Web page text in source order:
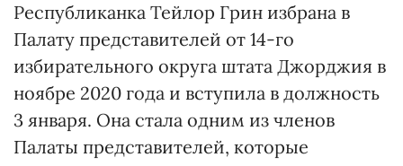
Республиканка Тейлор Грин избрана в
Палату представителей от 14-го
избирательного округа штата Джорджия в
ноябре 2020 года и вступила в должность
3 января. Она стала одним из членов
Палаты представителей, которые